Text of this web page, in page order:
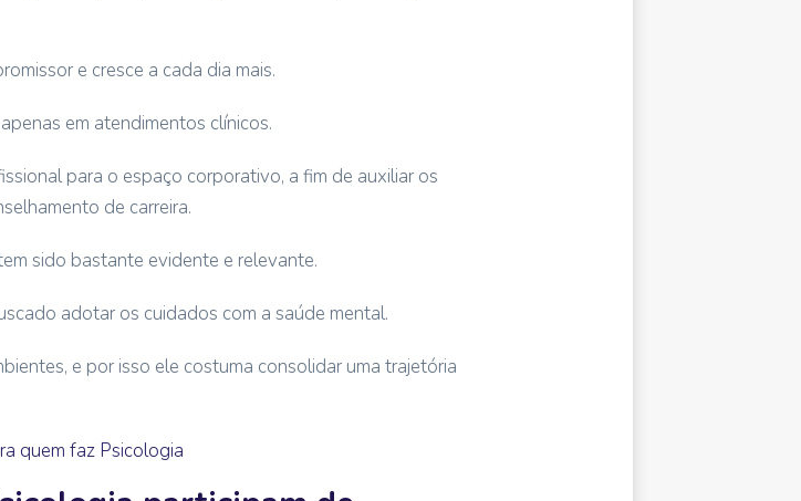
e cresce a cada dia mais.
em atendimentos clínicos.
para o espaço corporativo, a fim de auxiliar os
de carreira.
sido bastante evidente e relevante.
adotar os cuidados com a saúde mental.
e por isso ele costuma consolidar uma trajetória
quem faz Psicologia